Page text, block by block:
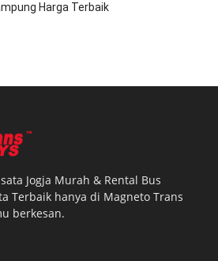
Harga Terbaik
Jogja Murah & Rental Bus
Terbaik hanya di Magneto Trans
berkesan.